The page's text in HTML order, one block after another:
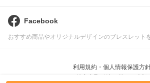
Facebook
おすすめ商品やオリジナルデザインのブレスレット
利用規約・個人情報保護方
特定商取引法に基づく表記